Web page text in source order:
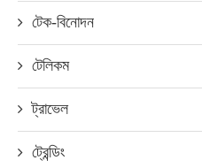
টেক-বিনোদন
টেলিকম
ট্রাভেল
ট্রেন্ডিং